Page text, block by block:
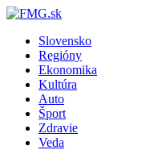
Slovensko
Regióny
Ekonomika
Kultúra
Auto
Šport
Zdravie
Veda